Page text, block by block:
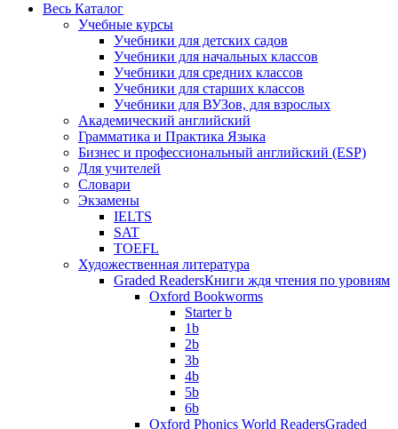
Весь Каталог
Учебные курсы
Учебники для детских садов
Учебники для начальных классов
Учебники для средних классов
Учебники для старших классов
Учебники для ВУЗов, для взрослых
Академический английский
Грамматика и Практика Языка
Бизнес и профессиональный английский (ESP)
Для учителей
Словари
Экзамены
IELTS
SAT
TOEFL
Художественная литература
Graded ReadersКниги ждя чтения по уровням
Oxford Bookworms
Starter b
1b
2b
3b
4b
5b
6b
Oxford Phonics World ReadersGraded